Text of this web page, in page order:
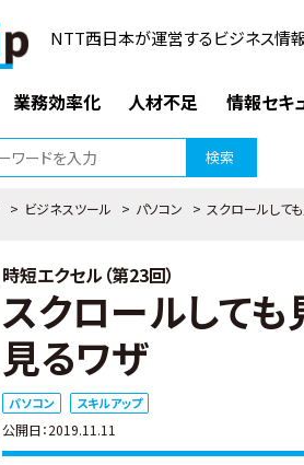
NTT西日本が運営するビジネス情
業務効率化 人材不足 情報セキ
検索
> ビジネスツール > パソコン > スクロールして
時短エクセル（第23回）
スクロールして
見るワザ
パソコン スキルアップ
公開日：2019.11.11